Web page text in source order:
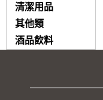
清潔用品
其他類
酒品飲料